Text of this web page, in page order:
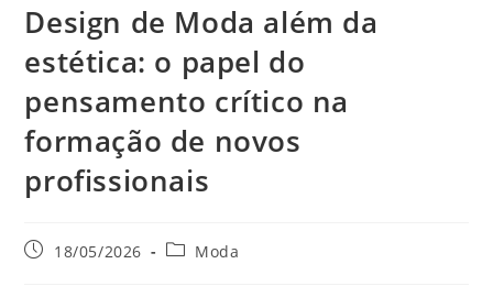
Design de Moda além da
estética: o papel do
pensamento crítico na
formação de novos
profissionais
18/05/2026 Moda